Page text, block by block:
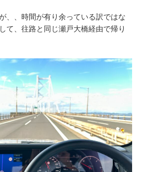
、、時間が有り余っている訳ではな
て、往路と同じ瀬戸大橋経由で帰り